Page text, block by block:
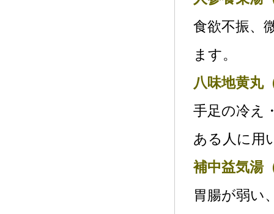
食欲不振、
ます。
八味地黄丸
手足の冷え
ある人に用
補中益気湯
胃腸が弱い